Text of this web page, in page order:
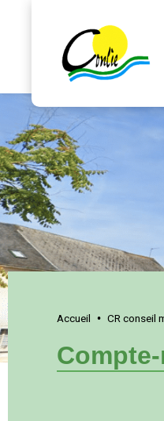
Accueil • CR conseil